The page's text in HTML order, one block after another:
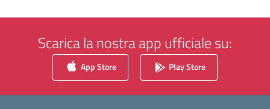
Scarica la nostra app ufficiale su:
App Store Play Store